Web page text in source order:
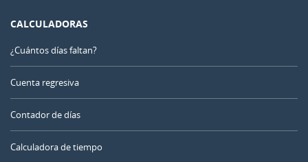
CALCULADORAS
¿Cuántos días faltan?
Cuenta regresiva
Contador de días
Calculadora de tiempo